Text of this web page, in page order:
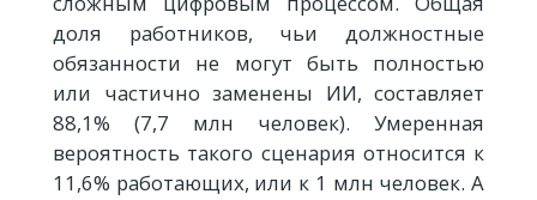
доля работников, чьи должностные
обязанности не могут быть полностью
или частично заменены ИИ, составляет
88,1% (7,7 млн человек). Умеренная
вероятность такого сценария относится к
11,6% работающих, или к 1 млн человек. А